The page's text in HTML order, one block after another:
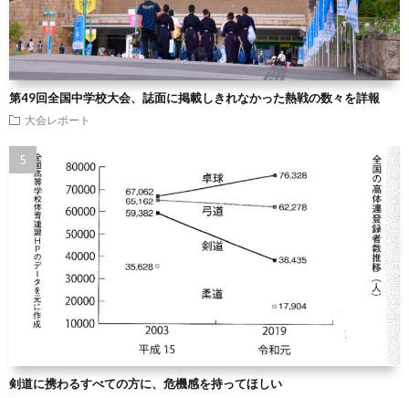
第49回全国中学校大会、誌面に掲載しきれなかった熱戦の数々を詳報
大会レポート
剣道に携わるすべての方に、危機感を持ってほしい